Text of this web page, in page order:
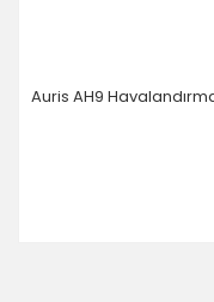
Auris AH9